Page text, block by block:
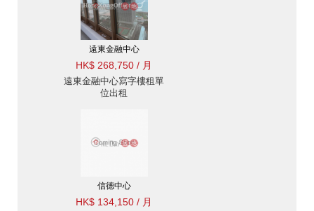
遠東金融中心
HK$ 268,750 / 月
遠東金融中心寫字樓租單
位出租
信德中心
HK$ 134,150 / 月